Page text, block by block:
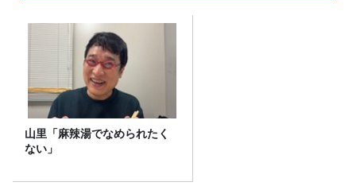
山里「麻辣湯でなめられたく
ない」